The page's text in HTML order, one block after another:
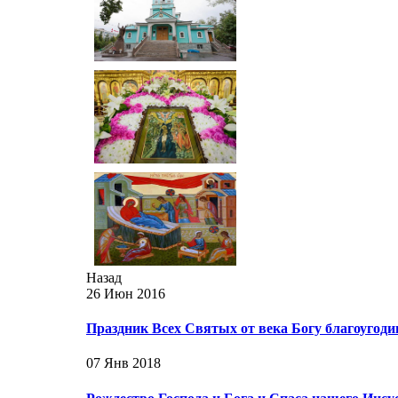
Назад
26 Июн 2016
Праздник Всех Святых от века Богу
07 Янв 2018